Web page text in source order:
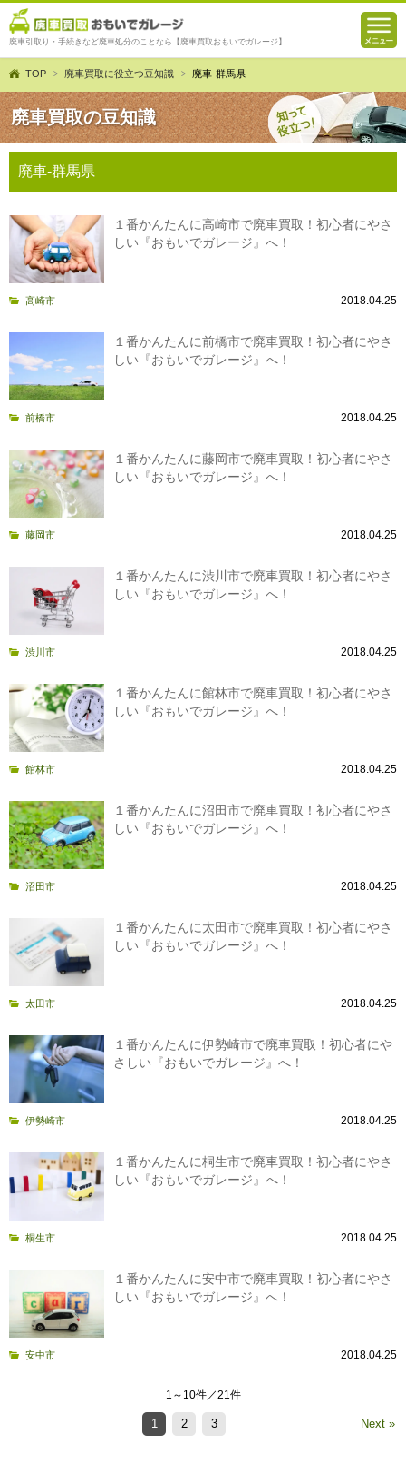
廃車引取り・手続きなど廃車処分のことなら【廃車買取おもいでガレージ】
TOP 廃車買取に役立つ豆知識 廃車-群馬県
廃車買取の豆知識
廃車-群馬県
１番かんたんに高崎市で廃車買取！初心者にやさ
しい『おもいでガレージ』へ！
高崎市 2018.04.25
１番かんたんに前橋市で廃車買取！初心者にやさ
しい『おもいでガレージ』へ！
前橋市 2018.04.25
１番かんたんに藤岡市で廃車買取！初心者にやさ
しい『おもいでガレージ』へ！
藤岡市 2018.04.25
１番かんたんに渋川市で廃車買取！初心者にやさ
しい『おもいでガレージ』へ！
渋川市 2018.04.25
１番かんたんに館林市で廃車買取！初心者にやさ
しい『おもいでガレージ』へ！
館林市 2018.04.25
１番かんたんに沼田市で廃車買取！初心者にやさ
しい『おもいでガレージ』へ！
沼田市 2018.04.25
１番かんたんに太田市で廃車買取！初心者にやさ
しい『おもいでガレージ』へ！
太田市 2018.04.25
１番かんたんに伊勢崎市で廃車買取！初心者にや
さしい『おもいでガレージ』へ！
伊勢崎市 2018.04.25
１番かんたんに桐生市で廃車買取！初心者にやさ
しい『おもいでガレージ』へ！
桐生市 2018.04.25
１番かんたんに安中市で廃車買取！初心者にやさ
しい『おもいでガレージ』へ！
安中市 2018.04.25
1～10件／21件
1 2 3 Next »